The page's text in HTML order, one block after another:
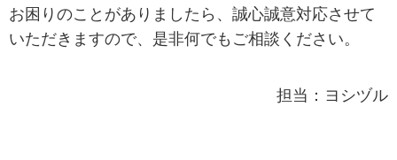
お困りのことがありましたら、誠心誠意対応させて
いただきますので、是非何でもご相談ください。​​
担当：ヨシヅル